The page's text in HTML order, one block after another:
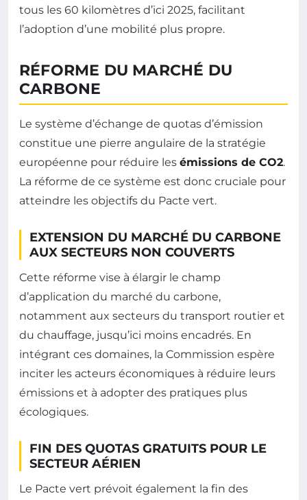
tous les 60 kilomètres d’ici 2025, facilitant
l’adoption d’une mobilité plus propre.
RÉFORME DU MARCHÉ DU
CARBONE
Le système d’échange de quotas d’émission
constitue une pierre angulaire de la stratégie
européenne pour réduire les émissions de CO2.
La réforme de ce système est donc cruciale pour
atteindre les objectifs du Pacte vert.
EXTENSION DU MARCHÉ DU CARBONE
AUX SECTEURS NON COUVERTS
Cette réforme vise à élargir le champ
d’application du marché du carbone,
notamment aux secteurs du transport routier et
du chauffage, jusqu’ici moins encadrés. En
intégrant ces domaines, la Commission espère
inciter les acteurs économiques à réduire leurs
émissions et à adopter des pratiques plus
écologiques.
FIN DES QUOTAS GRATUITS POUR LE
SECTEUR AÉRIEN
Le Pacte vert prévoit également la fin des